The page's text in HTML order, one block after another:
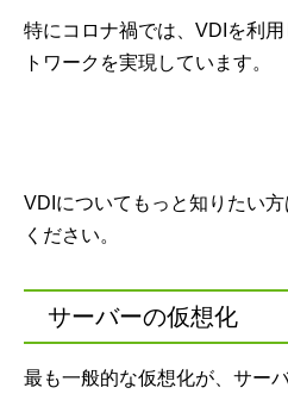
特にコロナ禍では、VDIを利
トワークを実現しています。
VDIについてもっと知りたい方
ください。
サーバーの仮想化
最も一般的な仮想化が、サー